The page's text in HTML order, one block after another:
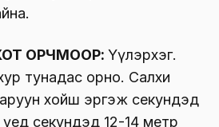
ОРЧМООР: Үүлэрхэг.
тунадас орно. Салхи
хойш эргэж секундэд
секундэд 12-14 метр